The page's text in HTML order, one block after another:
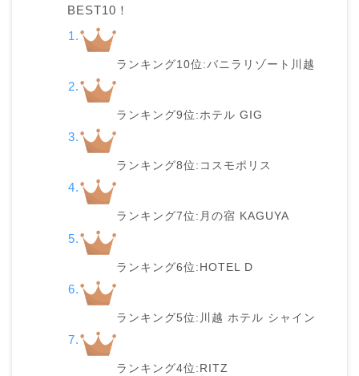
BEST10！
ランキング10位:バニラリゾート川越
ランキング9位:ホテル GIG
ランキング8位:コスモポリス
ランキング7位:月の宿 KAGUYA
ランキング6位:HOTEL D
ランキング5位:川越 ホテル シャイン
ランキング4位:RITZ